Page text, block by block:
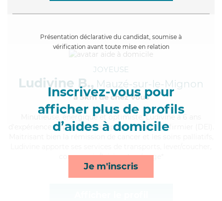
Présentation déclarative du candidat, soumise à
vérification avant toute mise en relation
Inscrivez-vous pour
afficher plus de profils
d’aides à domicile
Je m'inscris
JOYEUSE
Ludivine B., Mauzé-sur-le-Mignon
à 5km de chez Vous
, énergique et optimiste, Ludivine a 6 ans
d'expérience et possède un diplôme d'Etat d'infirmier (DEI).
compagnie/loisirs et ménage*